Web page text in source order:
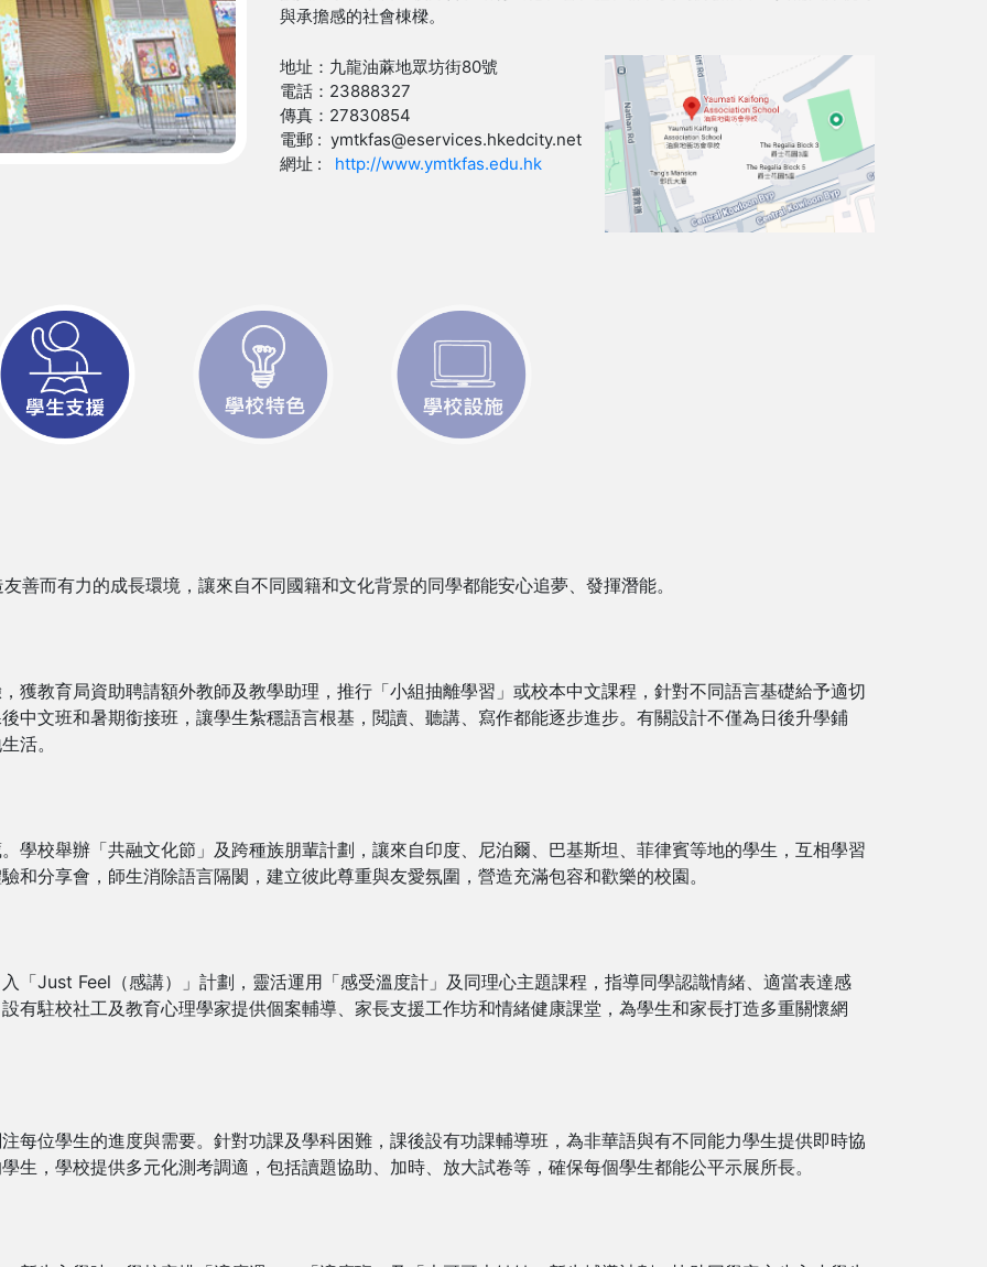
與承擔感的社會棟樑。
地址：九龍油蔴地眾坊街80號
電話：23888327
傳真：27830854
電郵 : ymtkfas@eservices.hkedcity.net
網址 :
http://www.ymtkfas.edu.hk
善而有力的成長環境，讓來自不同國籍和文化背景的同學都能安心追夢、發揮潛能。
獲教育局資助聘請額外教師及教學助理，推行「小組抽離學習」或校本中文課程，針對不同語言基礎給予適切
中文班和暑期銜接班，讓學生紮穩語言根基，閲讀、聽講、寫作都能逐步進步。有關設計不僅為日後升學鋪
活。
學校舉辦「共融文化節」及跨種族朋輩計劃，讓來自印度、尼泊爾、巴基斯坦、菲律賓等地的學生，互相學習
和分享會，師生消除語言隔閡，建立彼此尊重與友愛氛圍，營造充滿包容和歡樂的校園。
「Just Feel（感講）」計劃，靈活運用「感受溫度計」及同理心主題課程，指導同學認識情緒、適當表達感
有駐校社工及教育心理學家提供個案輔導、家長支援工作坊和情緒健康課堂，為學生和家長打造多重關懷網
每位學生的進度與需要。針對功課及學科困難，課後設有功課輔導班，為非華語與有不同能力學生提供即時協
生，學校提供多元化測考調適，包括讀題協助、加時、放大試卷等，確保每個學生都能公平示展所長。